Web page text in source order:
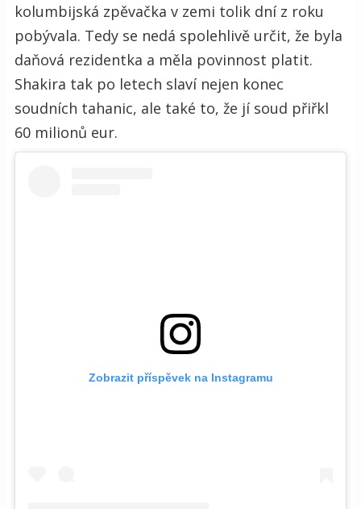
kolumbijská zpěvačka v zemi tolik dní z roku
pobývala. Tedy se nedá spolehlivě určit, že byla
daňová rezidentka a měla povinnost platit.
Shakira tak po letech slaví nejen konec
soudních tahanic, ale také to, že jí soud přiřkl
60 milionů eur.
Zobrazit příspěvek na Instagramu